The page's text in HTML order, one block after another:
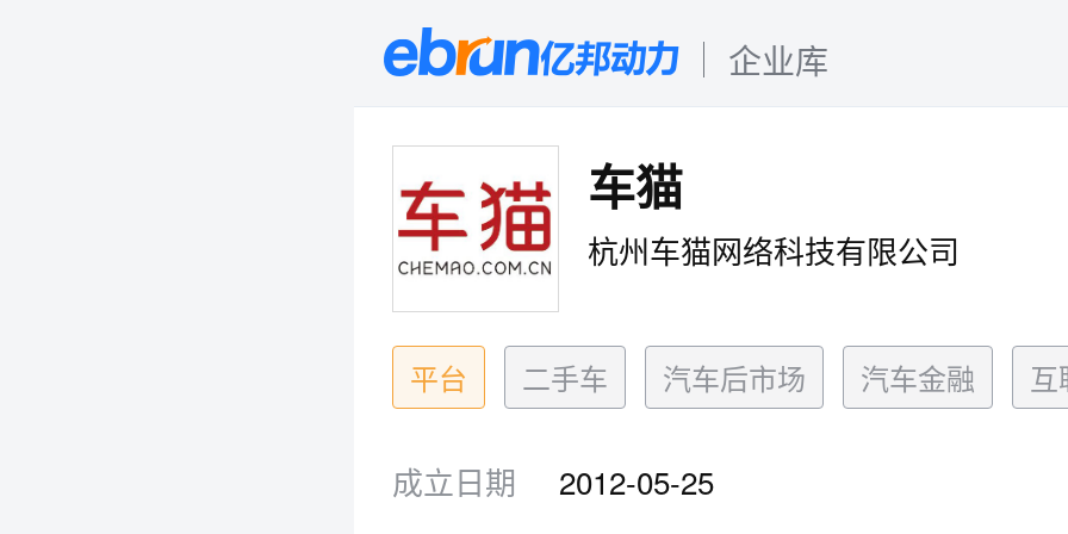
企业库
车猫
杭州车猫网络科技有限公司
平台 二手车 汽车后市场 汽车金融 互
成立日期 2012-05-25